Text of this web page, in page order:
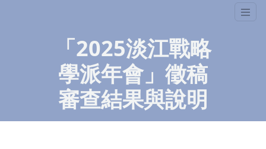
「2025淡江戰略
學派年會」徵稿
審查結果與說明